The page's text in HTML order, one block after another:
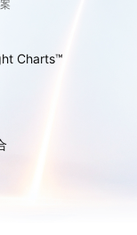
Charts™